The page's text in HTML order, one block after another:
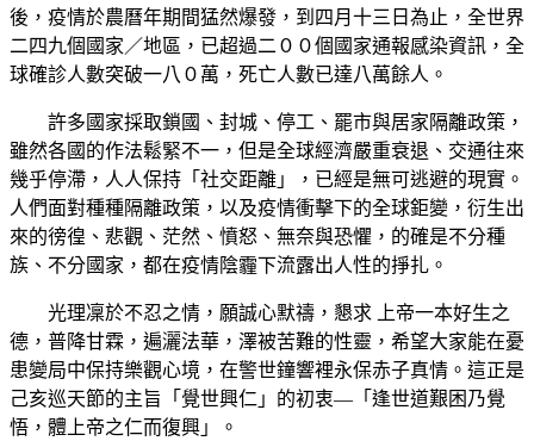
後，疫情於農曆年期間猛然爆發，到四月十三日為止，全世界
二四九個國家／地區，已超過二００個國家通報感染資訊，全
球確診人數突破一八０萬，死亡人數已達八萬餘人。
許多國家採取鎖國、封城、停工、罷市與居家隔離政策，
雖然各國的作法鬆緊不一，但是全球經濟嚴重衰退、交通往來
幾乎停滯，人人保持「社交距離」，已經是無可逃避的現實。
人們面對種種隔離政策，以及疫情衝擊下的全球鉅變，衍生出
來的徬徨、悲觀、茫然、憤怒、無奈與恐懼，的確是不分種
族、不分國家，都在疫情陰霾下流露出人性的掙扎。
光理凜於不忍之情，願誠心默禱，懇求 上帝一本好生之
德，普降甘霖，遍灑法華，澤被苦難的性靈，希望大家能在憂
患變局中保持樂觀心境，在警世鐘響裡永保赤子真情。這正是
己亥巡天節的主旨「覺世興仁」的初衷—「逢世道艱困乃覺
悟，體上帝之仁而復興」。